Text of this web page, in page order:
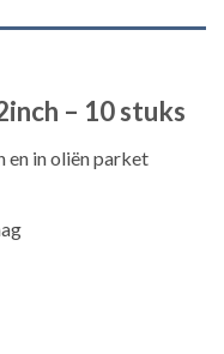
– 10 stuks
en in oliën parket